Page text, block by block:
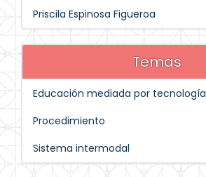
Priscila Espinosa Figueroa
Temas
Educación mediada por tecnología
Procedimiento
Sistema intermodal